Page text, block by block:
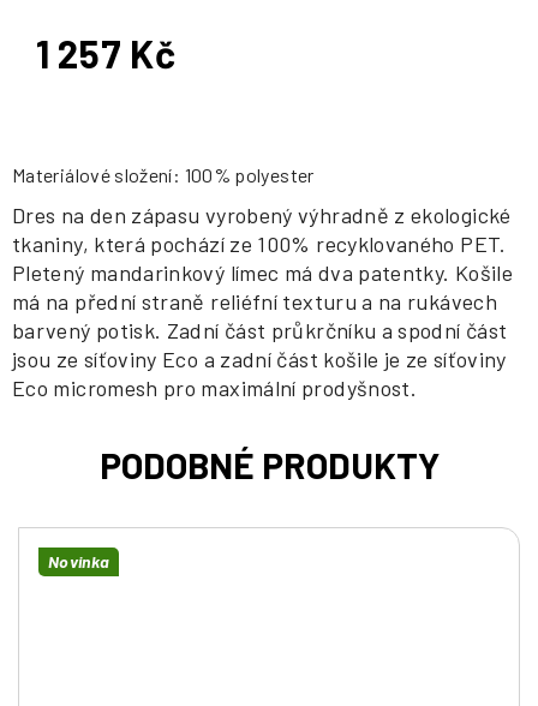
1 257 Kč
Měrná
Materiálové složení: 100% polyester
Dres na den zápasu vyrobený výhradně z ekologické
tkaniny, která pochází ze 100% recyklovaného PET.
Pletený mandarinkový límec má dva patentky. Košile
má na přední straně reliéfní texturu a na rukávech
barvený potisk. Zadní část průkrčníku a spodní část
jsou ze síťoviny Eco a zadní část košile je ze síťoviny
Eco micromesh pro maximální prodyšnost.
Novinka